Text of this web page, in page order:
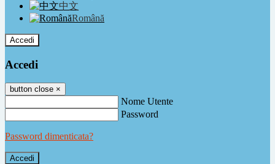
中文
Română
Accedi
Accedi
button close ×
Nome Utente
Password
Password dimenticata?